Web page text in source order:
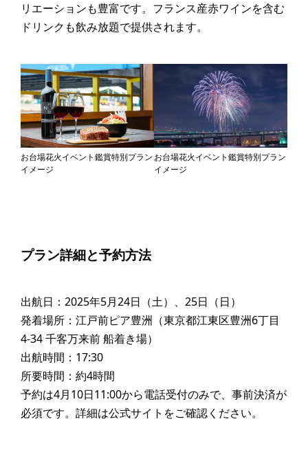
リエーションも豊富です。フランス産赤ワインを含む
ドリンクも飲み放題で提供されます。
お台場花火イベント鑑賞特別プラン
イメージ
お台場花火イベント鑑賞特別プラン
イメージ
プラン詳細と予約方法
出航日：2025年5月24日（土）、25日（日）
発着場所：江戸前ピア豊洲（東京都江東区豊洲6丁目
4-34 千客万来前 船着き場）
出航時間：17:30
所要時間：約4時間
予約は4月10日11:00から電話受付のみで、事前決済が
必須です。詳細は公式サイトをご確認ください。